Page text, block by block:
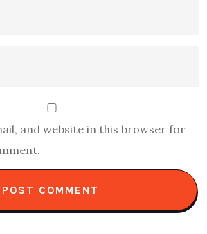
and website in this browser for